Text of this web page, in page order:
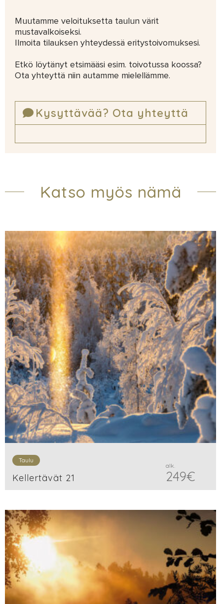
Muutamme veloituksetta taulun värit
mustavalkoiseksi.
Ilmoita tilauksen yhteydessä eritystoivomuksesi.
Etkö löytänyt etsimääsi esim. toivotussa koossa?
Ota yhteyttä niin autamme mielellämme.
Kysyttävää? Ota yhteyttä
Katso myös nämä
Taulu
Kellertävät 21
alk.
249€